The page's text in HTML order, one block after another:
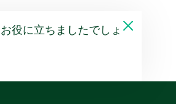
役に立ちましたでしょ